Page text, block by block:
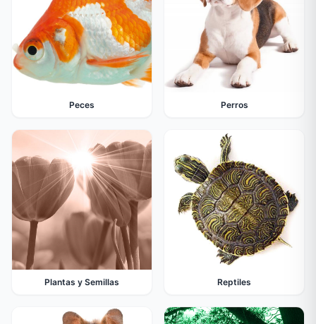
Peces Perros
Plantas y Semillas Reptiles